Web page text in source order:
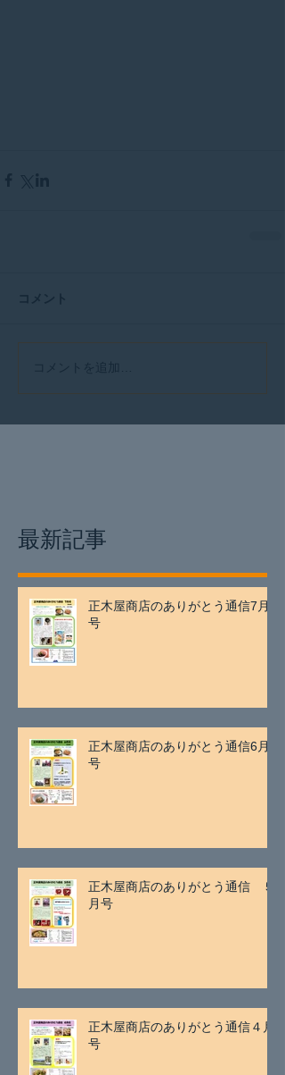
コメント
コメントを追加…
最新記事
正木屋商店のありがとう通信7月
号
正木屋商店のありがとう通信6月
号
正木屋商店のありがとう通信 ５
月号
正木屋商店のありがとう通信４月
号